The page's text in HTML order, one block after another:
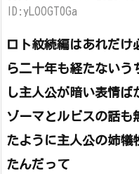
ID:yLOOGT0Ga
ロト紋続編はあれだ
ら二十年も経たないう
し主人公が暗い表情ば
ゾーマとルビスの話も
たように主人公の姉犠
たんだって